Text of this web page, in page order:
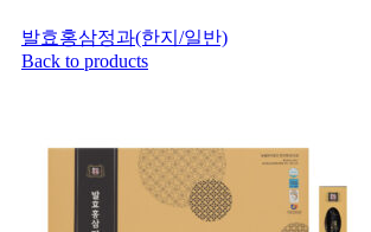
발효홍삼정과(한지/일반)
Back to products